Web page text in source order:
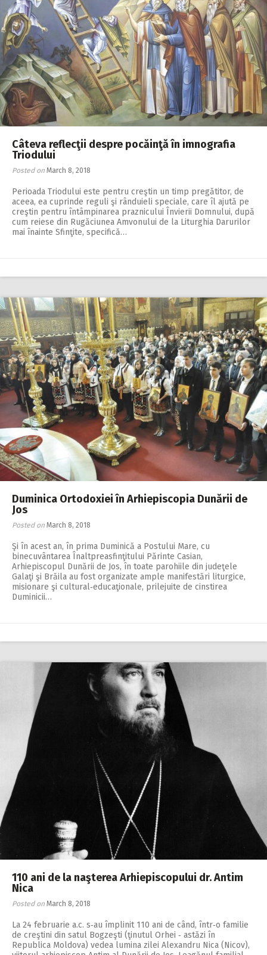
Câteva reflecţii despre pocăinţă în imnografia
Triodului
Posted on March 8, 2018
Perioada Triodului este pentru creştin un timp pregătitor, de
aceea, ea cuprinde reguli şi rânduieli speciale, care îl ajută pe
creştin pentru întâmpinarea praznicu­lui Învierii Domnului, după
cum reiese din Rugăciunea Amvonului de la Liturghia Darurilor
mai înainte Sfinţite, specifică…
Duminica Ortodoxiei în Arhiepiscopia Dunării de
Jos
Posted on March 8, 2018
Şi în acest an, în prima Duminică a Postului Mare, cu
binecuvântarea Înaltpreasfinţitului Părinte Casian,
Arhiepiscopul Dunării de Jos, în toate parohiile din judeţele
Galaţi şi Brăila au fost organizate ample manifestări liturgice,
misionare şi cultural‑educaţionale, prilejuite de cinstirea
Duminicii…
110 ani de la naşterea Arhiepiscopului dr. Antim
Nica
Posted on March 8, 2018
La 24 februarie a.c. s‑au împlinit 110 ani de când, într‑o familie
de creştini din satul Bogzeşti (ţinutul Orhei ‑ astăzi în
Republica Moldova) vedea lumina zilei Alexandru Nica (Nicov),